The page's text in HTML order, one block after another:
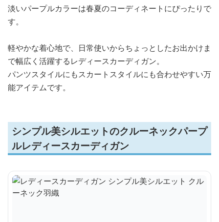
淡いパープルカラーは春夏のコーディネートにぴったりで
す。
軽やかな着心地で、日常使いからちょっとしたお出かけま
で幅広く活躍するレディースカーディガン。
パンツスタイルにもスカートスタイルにも合わせやすい万
能アイテムです。
シンプル美シルエットのクルーネックパープ
ルレディースカーディガン